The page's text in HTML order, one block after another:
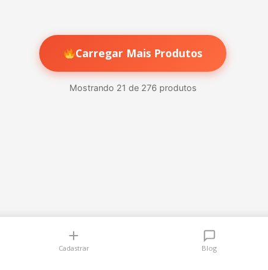
Carregar Mais Produtos
Mostrando 21 de 276 produtos
Cadastrar Blog